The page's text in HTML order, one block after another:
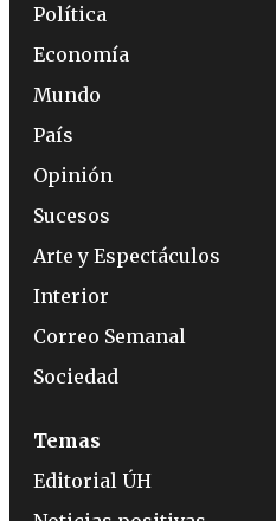
Política
Economía
Mundo
País
Opinión
Sucesos
Arte y Espectáculos
Interior
Correo Semanal
Sociedad
Temas
Editorial ÚH